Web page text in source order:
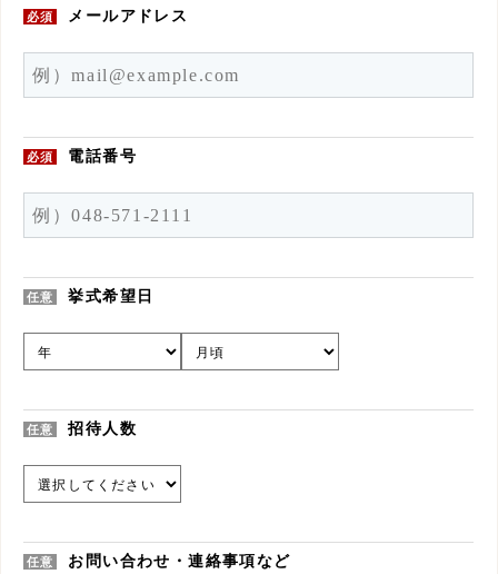
必須 メールアドレス
必須 電話番号
任意 挙式希望日
任意 招待人数
任意 お問い合わせ・連絡事項など